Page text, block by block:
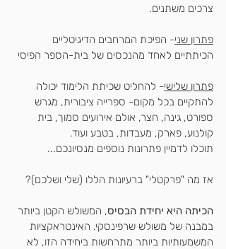
צרכים משתנים.
פתרון שני- הפיכת המרחבים הדיגיטליים
הכיתתיים לאחד מהנכסים של בית-הספר הפיסי
פתרון שלישי- להחליט שכיתת הלימוד יכולה
להתקיים בכל מקום- ספרייה ציבורית, מגרש
ספורט, גינה, חצר, אולם אירועים סמוך, בית
קולנוע, פארק, מעבדות, בטבע ועוד.
תוכלו לדמיין פתרונות נוספים מנסיונכם...
אז מה "פרקטלי" ברעיונות הללו (שלי ושלכם)?
הכיתה היא יחידת הבסיס, המשולש הקטן ביותר
במבנה של משולש שרפינסקי. האינטראקציות
המשמעותיות ביותר מתרחשות ביחידה הזו, לא